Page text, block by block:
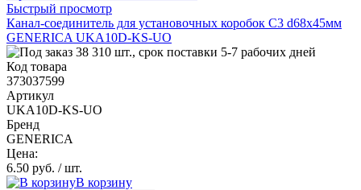
Быстрый просмотр
Канал-соединитель для установочных коробок С3 d68х45мм
GENERICA UKA10D-KS-UO
38 310 шт., срок поставки 5-7 рабочих дней
Код товара
373037599
Артикул
UKA10D-KS-UO
Бренд
GENERICA
Цена:
6.50 руб. / шт.
В корзину